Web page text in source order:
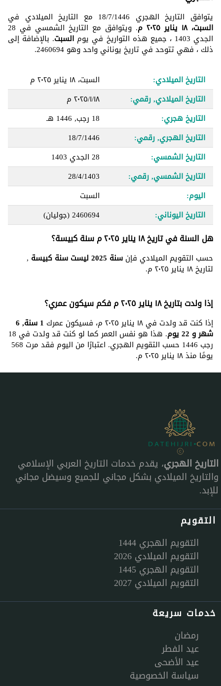
يتوافق التاريخ الهجري 18/7/1446 مع التاريخ الميلادي في
السبت، ١٨ يناير ٢٠٢٥ م . ويتوافق مع التاريخ الشمسي في 28
الجدي 1403 ، جميع هذه التواريخ في يوم السبت. بالإضافة إلى
ذلك ، فهي تتوحد في تاريخ يوناني واحد وهو 2460694.
التاريخ الميلادي:
السبت، ١٨ يناير ٢٠٢٥ م
التاريخ الميلادي, رقمي:
١٨‏/١‏/٢٠٢٥ م
التاريخ هجري:
18 رجب, 1446 هـ
التاريخ الهجري, رقمي:
18/7/1446
التاريخ الشمسي:
28 الجدي 1403
التاريخ الشمسي, رقمي:
28/4/1403
اليوم:
السبت
التاريخ اليوناني:
2460694(جوليان)
هل السنة في تاريخ ١٨ يناير ٢٠٢٥ م سنة كبيسة؟
حسب التقويم الميلادي فإن سنة 2025 ليست سنة كبيسة ,
لتاريخ ١٨ يناير ٢٠٢٥ م.
إذا ولدت بتاريخ ١٨ يناير ٢٠٢٥ م فكم سيكون عمري؟
إذا كنت قد ولدت في ١٨ يناير ٢٠٢٥ م، فسيكون عمرك 1 سنة, 6
شهر و 22 يوم . هذا هو نفس العمر كما لو كنت قد ولدت في 18
رجب 1446 حسب التقويم الهجري. اعتبارًا من اليوم فقد مرت 568
يومًا منذ ١٨ يناير ٢٠٢٥ م.
التاريخ الهجري، يقدم خدمات التاريخ العربي الإسلامي
والتاريخ الميلادي بشكل مجاني للجميع وسيضل مجاني
للإبد.
التقويم
التقويم الهجري 1444
التقويم الميلادي 2026
التقويم الهجري 1445
التقويم الميلادي 2027
خدمات سريعة
رمضان
عيد الفطر
عيد الأضحى
سياسة الخصوصية